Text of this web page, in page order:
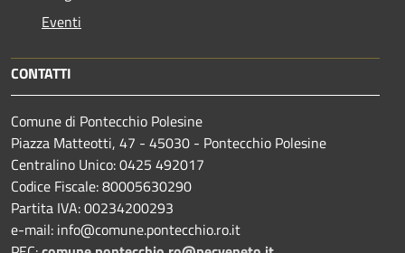
Eventi
CONTATTI
Comune di Pontecchio Polesine
Piazza Matteotti, 47 - 45030 - Pontecchio Polesine
Centralino Unico: 0425 492017
Codice Fiscale: 80005630290
Partita IVA: 00234200293
e-mail: info@comune.pontecchio.ro.it